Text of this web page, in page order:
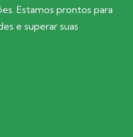
Estamos prontos para
e superar suas